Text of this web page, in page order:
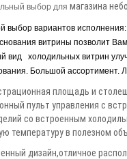
выбор для магазина
выбор вариантов
витрины позволит
вид холодильных витрин
Большой ассортимент.
площадь и
пульт управления с
со встроенным
температуру в полезном
дизайн,отличное